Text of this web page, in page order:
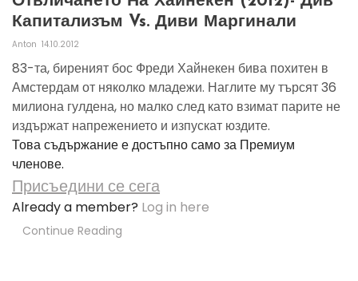
Капитализъм Vs. Диви Маргинали
Anton 14.10.2012
83-та, биреният бос Фреди Хайнекен бива похитен в
Амстердам от няколко младежи. Наглите му търсят 36
милиона гулдена, но малко след като взимат парите не
издържат напрежението и изпускат юздите.
Това съдържание е достъпно само за Премиум
членове.
Присъедини се сега
Already a member? Log in here
Continue Reading